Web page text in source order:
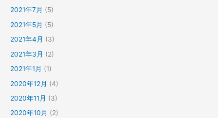
2021年7月 (5)
2021年5月 (5)
2021年4月 (3)
2021年3月 (2)
2021年1月 (1)
2020年12月 (4)
2020年11月 (3)
2020年10月 (2)